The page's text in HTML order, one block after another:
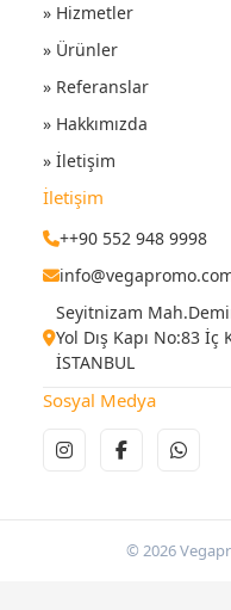
» Hizmetler
» Ürünler
» Referanslar
» Hakkımızda
» İletişim
İletişim
++90 552 948 9998
Seyitnizam
Yol Dış Kapı No:83
İSTANBUL
Sosyal Medya
© 2026